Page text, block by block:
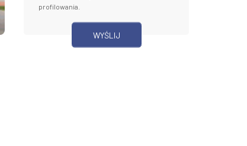
profilowania.